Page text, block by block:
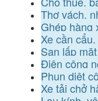
Thợ vách,
Ghép hàng
Xe cần
San lấp
Điện công
Phun diệt
Xe tải chở